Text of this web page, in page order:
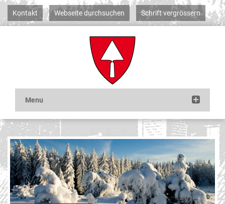
Kontakt Webseite durchsuchen Schrift vergrössern